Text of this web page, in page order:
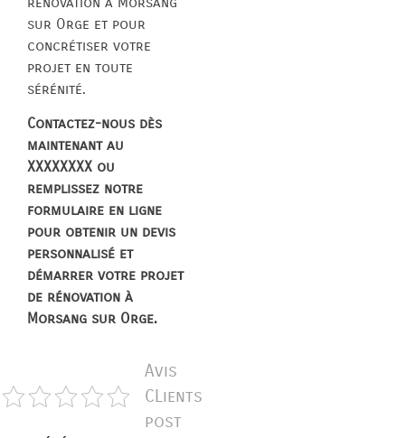
sur Orge et pour
concrétiser votre
projet en toute
sérénité.
Contactez-nous dès
maintenant au
XXXXXXXX ou
remplissez notre
formulaire en ligne
pour obtenir un devis
personnalisé et
démarrer votre projet
de rénovation à
Morsang sur Orge.
Avis
CLients
post